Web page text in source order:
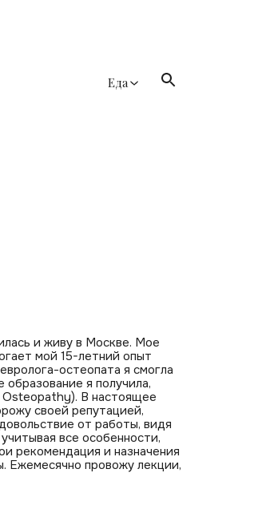
Еда
и живу в Москве. Мое
мой 15-летний опыт
остеопата я смогла
я получила,
Osteopathy). В настоящее
своей репутацией,
от работы, видя
все особенности,
рекомендация и назначения
Ежемесячно провожу лекции,